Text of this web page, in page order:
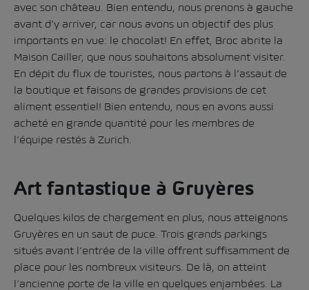
avec son château. Bien entendu, nous prenons à gauche
avant d’y arriver, car nous avons un objectif des plus
importants en vue: le chocolat! En effet, Broc abrite la
Maison Cailler, que nous souhaitons absolument visiter.
En dépit du flux de touristes, nous partons à l’assaut de
la boutique et faisons de grandes provisions de cet
aliment essentiel! Bien entendu, nous en avons aussi
acheté en grande quantité pour les membres de
l’équipe restés à Zurich.
Art fantastique à Gruyères
Quelques kilos de chargement en plus, nous atteignons
Gruyères en un saut de puce. Trois grands parkings
situés avant l’entrée de la ville offrent suffisamment de
place pour les nombreux visiteurs. De là, on atteint
l’ancienne porte de la ville en quelques enjambées. La